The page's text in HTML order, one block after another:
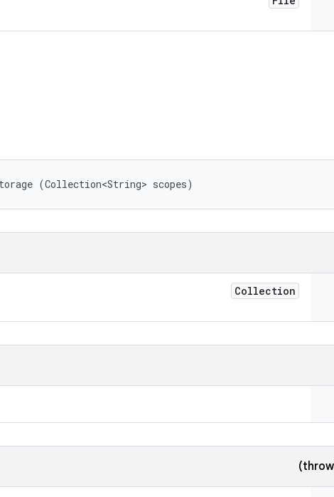
(Collection<String> scopes)
Collection